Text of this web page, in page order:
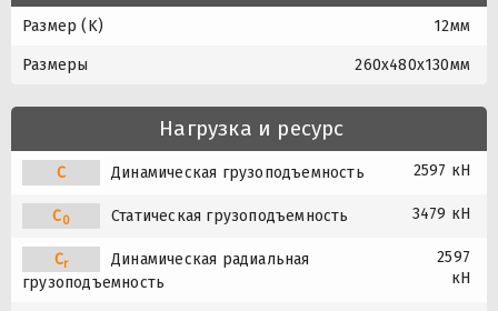
Размер (K) 12мм
Размеры 260x480x130мм
Нагрузка и ресурс
C Динамическая грузоподъемность 2597 кН
C0 Статическая грузоподъемность 3479 кН
Cr
Динамическая радиальная
грузоподъемность
2597
кН